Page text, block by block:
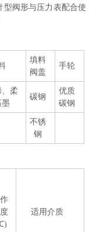
型阀形与压力表配合使
填料
阀盖
手轮
柔
墨
碳钢
优质
碳钢
不锈
钢
适用介质